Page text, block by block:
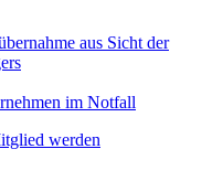
aus Sicht der
im Notfall
werden